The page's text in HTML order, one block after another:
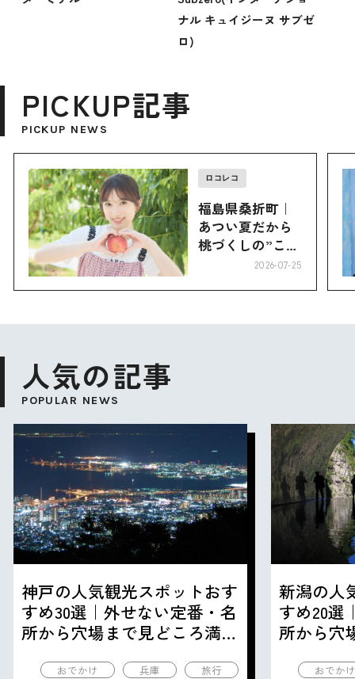
ナル キュイジーヌ サブゼ
ロ)
PICKUP記事
PICKUP NEWS
ロコレコ
福島県桑折町｜
あつい夏だから
桃づくしの”こお
2026-07-25
人気の記事
POPULAR NEWS
神戸の人気観光スポットおす
すめ30選｜外せない定番・名
所から穴場まで見どころ満載
おでかけ 兵庫 旅行
新潟の人
すめ20選
所から穴
おでか